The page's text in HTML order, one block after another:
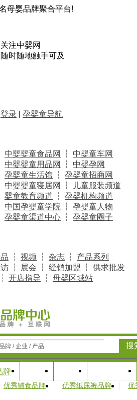
母婴品牌聚合平台!
注中婴网
时随地触手可及
登录
孕婴童导航
中婴婴童食品网 ┆ 中婴童车网
中婴婴童用品网 ┆ 中婴孕网
孕婴童生活馆 ┆ 孕婴童招商网
中婴婴童寝居网 ┆
儿童服装频道
婴童教育频道 ┆ 孕婴机构频道
中国孕婴童学院 ┆ 孕婴童人物
孕婴童渠道中心 ┆ 孕婴童圈子
┆ 视频 ┆ 杂志 ┆ 产品系列
┆ 展会 ┆ 经销加盟 ┆ 供求批发
┆ 开店指导 ┆ 母婴区域站
牌 / 企业 / 产品 搜
牌
优秀辅食品牌 优秀纸尿裤品牌
优